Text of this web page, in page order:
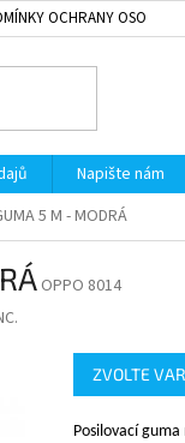
OCHRANY OSOBNÍCH
Napište nám
5 M - MODRÁ
OPPO 8014
ZVOLTE
Posilovací